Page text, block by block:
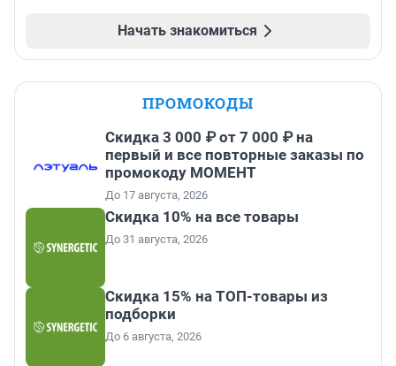
Начать знакомиться
ПРОМОКОДЫ
Скидка 3 000 ₽ от 7 000 ₽ на
первый и все повторные заказы по
промокоду МОМЕНТ
До 17 августа, 2026
Скидка 10% на все товары
До 31 августа, 2026
Скидка 15% на ТОП-товары из
подборки
До 6 августа, 2026